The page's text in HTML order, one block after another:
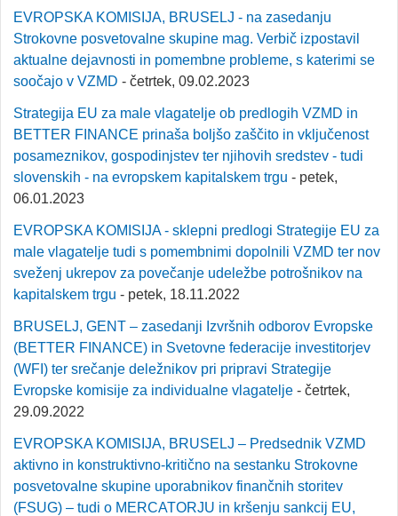
EVROPSKA KOMISIJA, BRUSELJ - na zasedanju
Strokovne posvetovalne skupine mag. Verbič izpostavil
aktualne dejavnosti in pomembne probleme, s katerimi se
soočajo v VZMD - četrtek, 09.02.2023
Strategija EU za male vlagatelje ob predlogih VZMD in
BETTER FINANCE prinaša boljšo zaščito in vključenost
posameznikov, gospodinjstev ter njihovih sredstev - tudi
slovenskih - na evropskem kapitalskem trgu - petek,
06.01.2023
EVROPSKA KOMISIJA - sklepni predlogi Strategije EU za
male vlagatelje tudi s pomembnimi dopolnili VZMD ter nov
sveženj ukrepov za povečanje udeležbe potrošnikov na
kapitalskem trgu - petek, 18.11.2022
BRUSELJ, GENT – zasedanji Izvršnih odborov Evropske
(BETTER FINANCE) in Svetovne federacije investitorjev
(WFI) ter srečanje deležnikov pri pripravi Strategije
Evropske komisije za individualne vlagatelje - četrtek,
29.09.2022
EVROPSKA KOMISIJA, BRUSELJ – Predsednik VZMD
aktivno in konstruktivno-kritično na sestanku Strokovne
posvetovalne skupine uporabnikov finančnih storitev
(FSUG) – tudi o MERCATORJU in kršenju sankcij EU,